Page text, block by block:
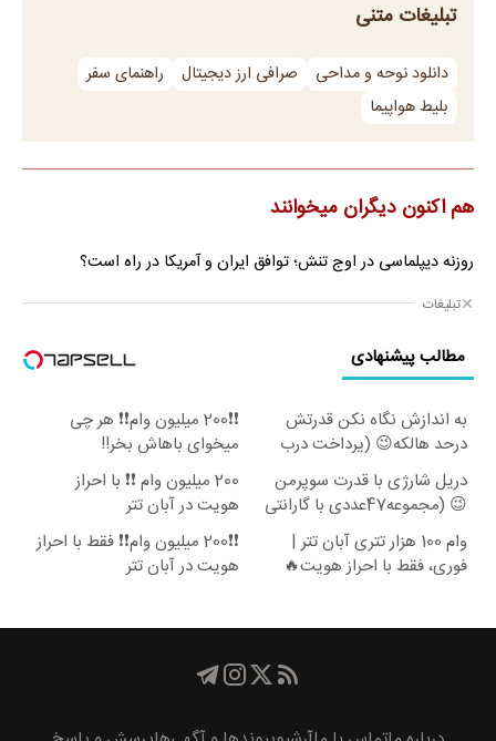
تبلیغات متنی
دانلود نوحه و مداحی صرافی ارز دیجیتال
راهنمای سفر
بلیط هواپیما
هم اکنون دیگران میخوانند
روزنه دیپلماسی در اوج تنش؛ توافق ایران و آمریکا در راه است؟
تبلیغات
مطالب پیشنهادی
به اندازش نگاه نکن قدرتش
درحد هالکه😉 (پرداخت درب
منزل+گارانتی تعویض)
❗❗200 میلیون وام❗❗ هر چی
میخوای باهاش بخر!!
دریل شارژی با قدرت سوپرمن
😉 (مجموعه47عددی با گارانتی
تعویض)
200 میلیون وام ❗❗ با احراز
هویت در آبان تتر
وام 100 هزار تتری آبان تتر |
فوری، فقط با احراز هویت🔥
❗❗200 میلیون وام❗❗ فقط با احراز
هویت در آبان تتر